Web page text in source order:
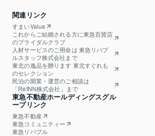
関連リンク
すまいValue
これからご結婚される方に東急百貨店
のブライダルクラブ
人材サービスのご用命は 東急リバブ
ルスタッフ株式会社まで
東北の逸品を贈ります 東北すぐれも
のセレクション
民泊の開業・運営のご相談は
「ReINN株式会社」まで
東急不動産ホールディングスグル
ープリンク
東急不動産
東急コミュニティー
東急リバブル